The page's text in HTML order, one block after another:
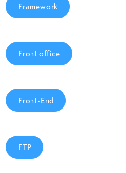
Framework
Front office
Front-End
FTP